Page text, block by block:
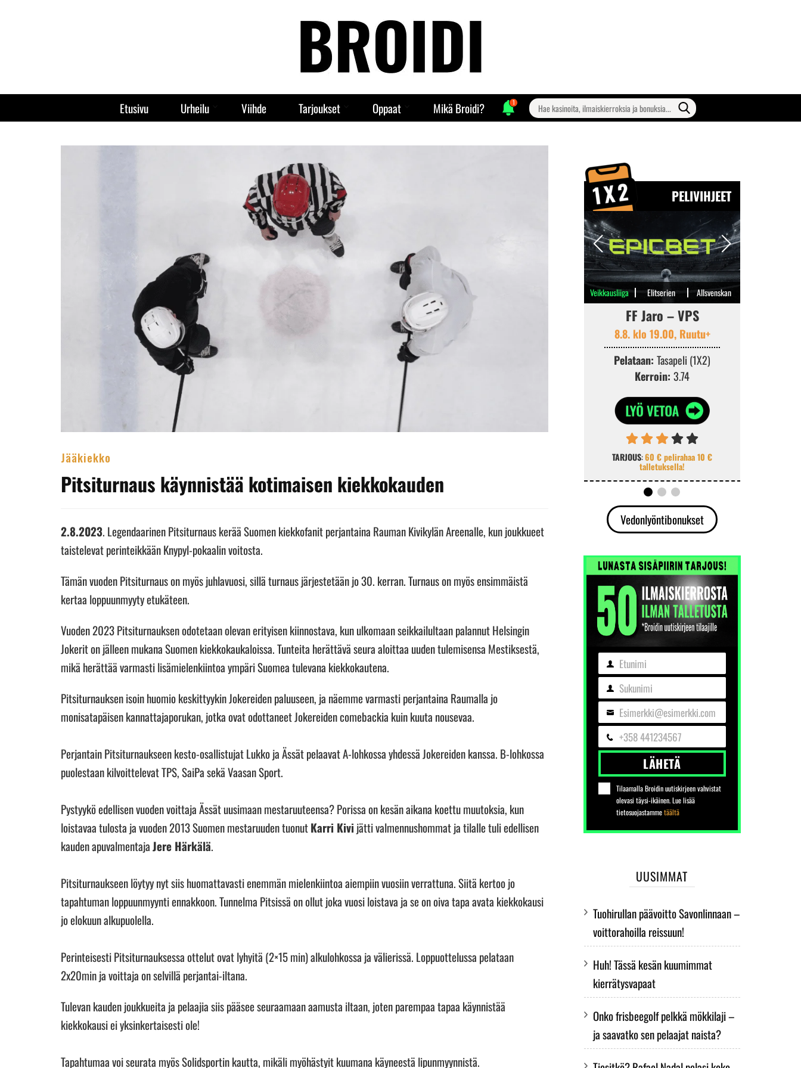
Etusivu Urheilu Viihde Tarjoukset Oppaat Mikä Broidi? 1
Search
for:
Jääkiekko
Pitsiturnaus käynnistää kotimaisen kiekkokauden
2.8.2023. Legendaarinen Pitsiturnaus kerää Suomen kiekkofanit perjantaina Rauman Kivikylän Areenalle, kun joukkueet
taistelevat perinteikkään Knypyl-pokaalin voitosta.
Tämän vuoden Pitsiturnaus on myös juhlavuosi, sillä turnaus järjestetään jo 30. kerran. Turnaus on myös ensimmäistä
kertaa loppuunmyyty etukäteen.
Vuoden 2023 Pitsiturnauksen odotetaan olevan erityisen kiinnostava, kun ulkomaan seikkailultaan palannut Helsingin
Jokerit on jälleen mukana Suomen kiekkokaukaloissa. Tunteita herättävä seura aloittaa uuden tulemisensa Mestiksestä,
mikä herättää varmasti lisämielenkiintoa ympäri Suomea tulevana kiekkokautena.
Pitsiturnauksen isoin huomio keskittyykin Jokereiden paluuseen, ja näemme varmasti perjantaina Raumalla jo
monisatapäisen kannattajaporukan, jotka ovat odottaneet Jokereiden comebackia kuin kuuta nousevaa.
Perjantain Pitsiturnaukseen kesto-osallistujat Lukko ja Ässät pelaavat A-lohkossa yhdessä Jokereiden kanssa. B-lohkossa
puolestaan kilvoittelevat TPS, SaiPa sekä Vaasan Sport.
Pystyykö edellisen vuoden voittaja Ässät uusimaan mestaruuteensa? Porissa on kesän aikana koettu muutoksia, kun
loistavaa tulosta ja vuoden 2013 Suomen mestaruuden tuonutKarri Kivi jätti valmennushommat ja tilalle tuli edellisen
kauden apuvalmentajaJere Härkälä.
Pitsiturnaukseen löytyy nyt siis huomattavasti enemmän mielenkiintoa aiempiin vuosiin verrattuna. Siitä kertoo jo
tapahtuman loppuunmyynti ennakkoon. Tunnelma Pitsissä on ollut joka vuosi loistava ja se on oiva tapa avata kiekkokausi
jo elokuun alkupuolella.
Perinteisesti Pitsiturnauksessa ottelut ovat lyhyitä (2×15 min) alkulohkossa ja välierissä. Loppuottelussa pelataan
2x20min ja voittaja on selvillä perjantai-iltana.
Tulevan kauden joukkueita ja pelaajia siis pääsee seuraamaan aamusta iltaan, joten parempaa tapaa käynnistää
kiekkokausi ei yksinkertaisesti ole!
Tapahtumaa voi seurata myös Solidsportin kautta, mikäli myöhästyit kuumana käyneestä lipunmyynnistä.
PELIVIHJEET
FF Jaro – VPS
8.8. klo 19.00, Ruutu+
Pelataan: Tasapeli (1X2)
Kerroin: 3.74
TARJOUS:60 € pelirahaa 10 €
talletuksella!
Veikkausliiga Elitserien Allsvenskan
Vedonlyöntibonukset
EtunimiEtunimi
SukunimiSukunimi
SähköpostiEsimerkki@esimerkki.com
Puhelin+358 441234567
LÄHETÄ
Tilaamalla Broidin uutiskirjeen vahvistat
olevasi täysi-ikäinen. Lue lisää
tietosuojastammetäältä
UUSIMMAT
Tuohirullan päävoitto Savonlinnaan –
voittorahoilla reissuun!
Huh! Tässä kesän kuumimmat
kierrätysvapaat
Onko frisbeegolf pelkkä mökkilaji –
ja saavatko sen pelaajat naista?